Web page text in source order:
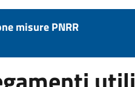
misure PNRR